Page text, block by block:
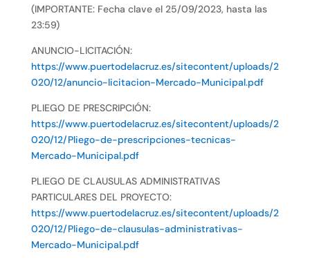
(IMPORTANTE: Fecha clave el 25/09/2023, hasta las
23:59)
ANUNCIO-LICITACIÓN:
https://www.puertodelacruz.es/sitecontent/uploads/2
020/12/anuncio-licitacion-Mercado-Municipal.pdf
PLIEGO DE PRESCRIPCIÓN:
https://www.puertodelacruz.es/sitecontent/uploads/2
020/12/Pliego-de-prescripciones-tecnicas-
Mercado-Municipal.pdf
PLIEGO DE CLAUSULAS ADMINISTRATIVAS
PARTICULARES DEL PROYECTO:
https://www.puertodelacruz.es/sitecontent/uploads/2
020/12/Pliego-de-clausulas-administrativas-
Mercado-Municipal.pdf